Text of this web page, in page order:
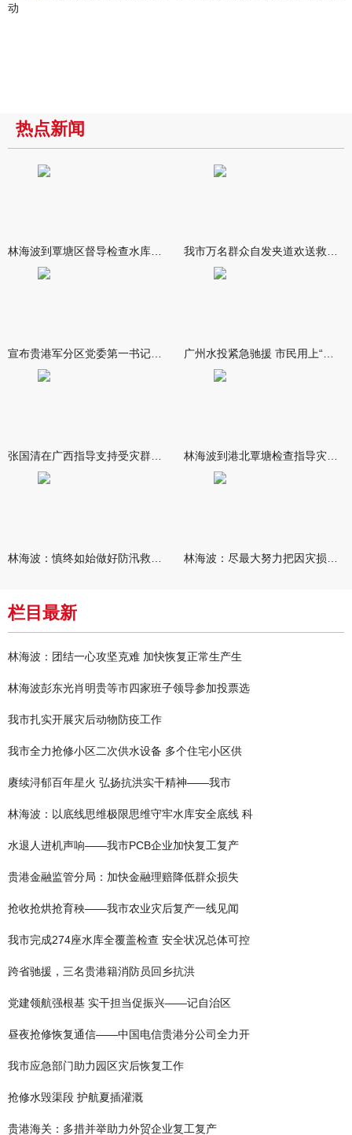
动
热点新闻
栏目最新
林海波：团结一心攻坚克难 加快恢复正常生产生
林海波彭东光肖明贵等市四家班子领导参加投票选
我市扎实开展灾后动物防疫工作
我市全力抢修小区二次供水设备 多个住宅小区供
赓续浔郁百年星火 弘扬抗洪实干精神——我市
林海波：以底线思维极限思维守牢水库安全底线 科
水退人进机声响——我市PCB企业加快复工复产
贵港金融监管分局：加快金融理赔降低群众损失
抢收抢烘抢育秧——我市农业灾后复产一线见闻
我市完成274座水库全覆盖检查 安全状况总体可控
跨省驰援，三名贵港籍消防员回乡抗洪
党建领航强根基 实干担当促振兴——记自治区
昼夜抢修恢复通信——中国电信贵港分公司全力开
我市应急部门助力园区灾后恢复工作
抢修水毁渠段 护航夏插灌溉
贵港海关：多措并举助力外贸企业复工复产